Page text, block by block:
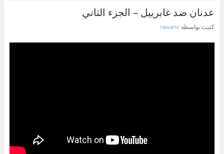
عدنان ضد غابرييل – الجزء الثاني
كتبت بواسطة rawane